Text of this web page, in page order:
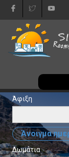
Άφιξη
Άνοιγμα
Δωμάτια